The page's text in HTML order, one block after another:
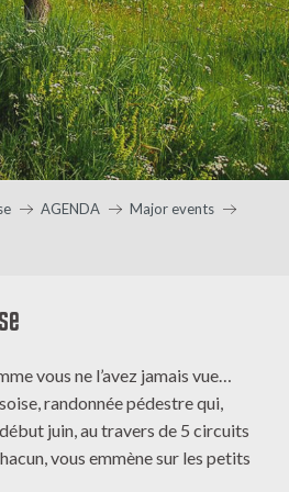
AGENDA
Major events
vous ne l’avez jamais vue…
randonnée pédestre qui,
juin, au travers de 5 circuits
vous emmène sur les petits